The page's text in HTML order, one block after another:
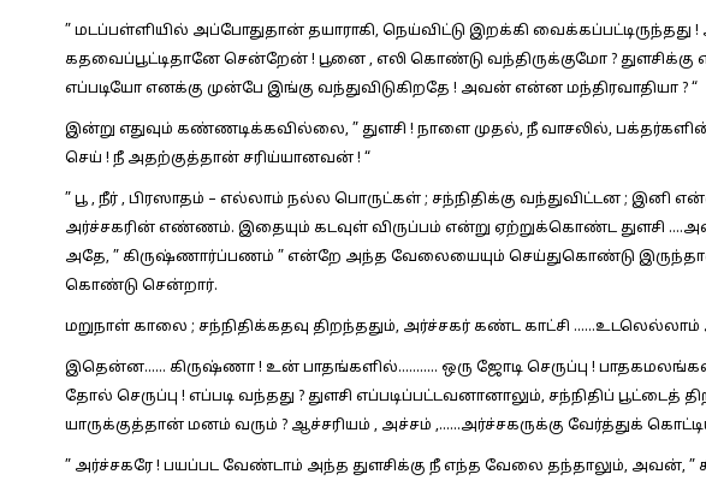
” மடப்பள்ளியில் அப்போதுதான் தயாராகி, நெய்விட்டு இறக்கி வைக்கப்பட்டிருந்தது !
கதவைப்பூட்டிதானே சென்றேன் ! பூனை , எலி கொண்டு வந்திருக்குமோ ?
எப்படியோ எனக்கு முன்பே இங்கு வந்துவிடுகிறதே ! அவன் என்ன மந்திரவாதியா ? “
இன்று எதுவும் கண்ணடிக்கவில்லை, ” துளசி ! நாளை முதல், நீ வாசலில்,
செய் ! நீ அதற்குத்தான் சரிய்யானவன் ! “
” பூ , நீர் , பிரஸாதம் – எல்லாம் நல்ல பொருட்கள் ; சந்நிதிக்கு வந்துவிட்டன ; இனி
அர்ச்சகரின் எண்ணம். இதையும் கடவுள் விருப்பம் என்று ஏற்றுக்கொண்ட துளசி
அதே, ” கிருஷ்ணார்ப்பணம் ” என்றே அந்த வேலையையும் செய்துகொண்டு இருந்தான்.
கொண்டு சென்றார்.
மறுநாள் காலை ; சந்நிதிக்கதவு திறந்ததும், அர்ச்சகர் கண்ட காட்சி
இதென்ன…… கிருஷ்ணா ! உன் பாதங்களில்……….. ஒரு ஜோடி செருப்பு !
தோல் செருப்பு ! எப்படி வந்தது ? துளசி எப்படிப்பட்டவனானாலும், சந்நிதிப் பூட்டைத்
யாருக்குத்தான் மனம் வரும் ? ஆச்சரியம் , அச்சம் ,……அர்ச்சகருக்கு வேர்த்துக்
” அர்ச்சகரே ! பயப்பட வேண்டாம் அந்த துளசிக்கு நீ எந்த வேலை தந்தாலும், அவன்,